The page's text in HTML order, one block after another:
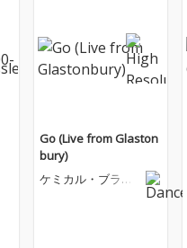
Go (Live from Glaston
bury)
ケミカル・ブラザ